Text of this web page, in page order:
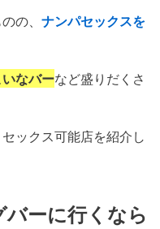
の、 ナンパセックスを
なバーなど盛りだくさ
ックス可能店を紹介し
ーに行くなら